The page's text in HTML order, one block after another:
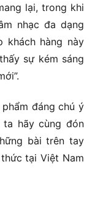
lại, trong khi
nhạc đa dạng
khách hàng này
sự kém sáng
đáng chú ý
ta hãy cùng đón
bài trên tay
tại Việt Nam